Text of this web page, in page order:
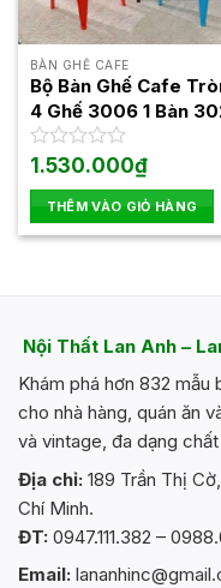
BÀN GHẾ CAFE
Bộ Bàn Ghế Cafe
4 Ghế 3006 1 Bàn
Được
hạng
0
5
1.530.000₫
THÊM VÀO GIỎ HÀNG
Nội Thất Lan Anh –
Khám phá hơn 832
cho nhà hàng, quán ăn
và vintage, đa dạng
Địa chỉ: 189 Trần Thị
Chí Minh.
ĐT: 0947.111.382 –
Email: